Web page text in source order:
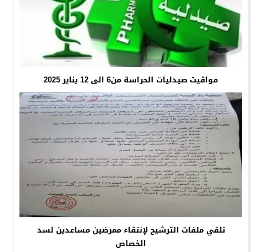
مواقيت صيدليات الحراسة من6 الى 12 يناير 2025
تلقي ملفات الترشيح لإنتقاء ممرضين مساعدين لسد
الخصاص